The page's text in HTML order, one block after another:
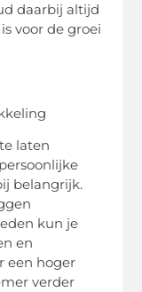
daarbij altijd
voor de groei
laten
belangrijk.
kun je
en
een hoger
verder